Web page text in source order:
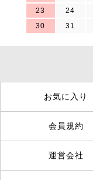
23
24
30
31
お気に入り
会員規約
運営会社